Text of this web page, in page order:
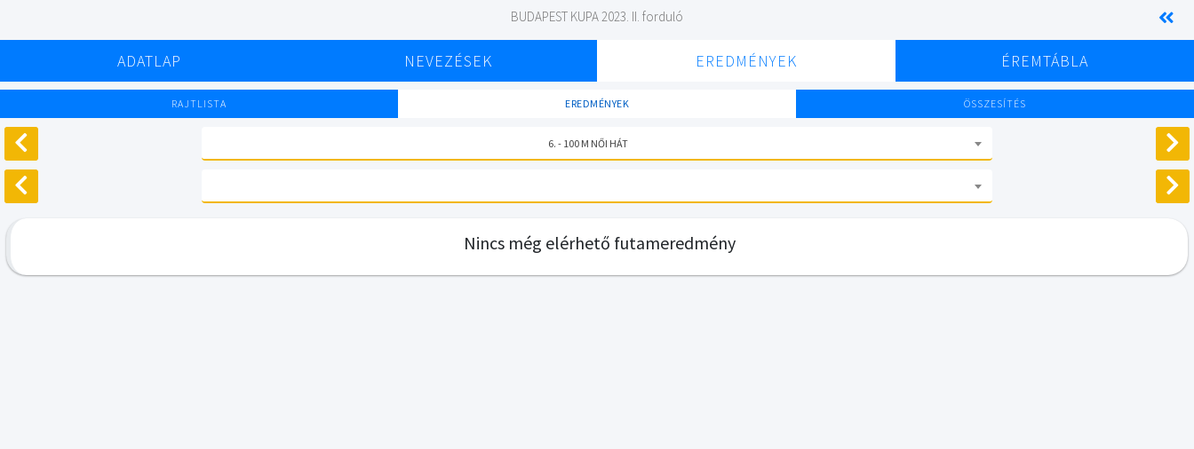
BUDAPEST KUPA 2023. II. forduló
ADATLAP NEVEZÉSEK EREDMÉNYEK ÉREMTÁBLA
RAJTLISTA EREDMÉNYEK ÖSSZESÍTÉS
6. - 100 M NŐI HÁT
Nincs még elérhető futameredmény